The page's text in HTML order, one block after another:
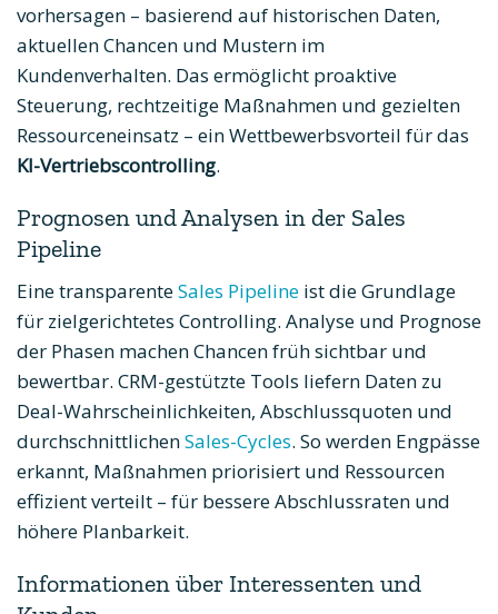
vorhersagen – basierend auf historischen Daten,
aktuellen Chancen und Mustern im
Kundenverhalten. Das ermöglicht proaktive
Steuerung, rechtzeitige Maßnahmen und gezielten
Ressourceneinsatz – ein Wettbewerbsvorteil für das
KI-Vertriebscontrolling.
Prognosen und Analysen in der Sales
Pipeline
Eine transparenteSales Pipeline ist die Grundlage
für zielgerichtetes Controlling. Analyse und Prognose
der Phasen machen Chancen früh sichtbar und
bewertbar. CRM-gestützte Tools liefern Daten zu
Deal-Wahrscheinlichkeiten, Abschlussquoten und
durchschnittlichenSales-Cycles. So werden Engpässe
erkannt, Maßnahmen priorisiert und Ressourcen
effizient verteilt – für bessere Abschlussraten und
höhere Planbarkeit.
Informationen über Interessenten und